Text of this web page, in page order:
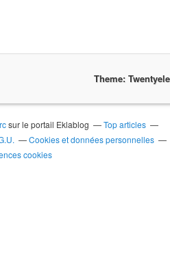
Theme:
sur le portail Eklablog
Top articles
Cookies et données personnelles
cookies